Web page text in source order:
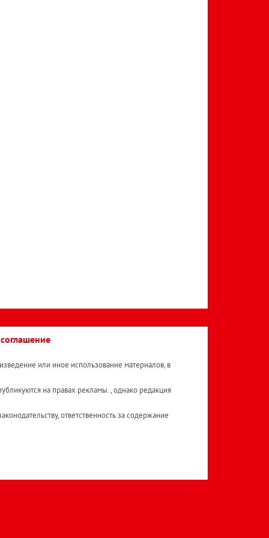
или иное использование материалов, в
на правах рекламы. , однако редакция
ответственность за содержание